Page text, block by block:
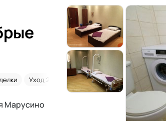
Уход 24/7 Недорого
Марусино